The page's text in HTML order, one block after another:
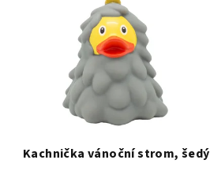
Kachnička vánoční strom, šedý